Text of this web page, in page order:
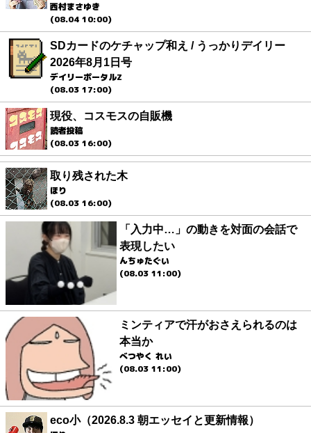
西村まさゆき
(08.04 10:00)
SDカードのケチャップ和え / うっかりデイリー
2026年8月1日号
デイリーポータルZ
(08.03 17:00)
現役、コスモスの自販機
読者投稿
(08.03 16:00)
取り残された木
ほり
(08.03 16:00)
「入力中…」の動きを対面の会話で
表現したい
んちゅたぐい
(08.03 11:00)
ミンティアで汗がおさえられるのは
本当か
べつやく れい
(08.03 11:00)
eco小（2026.8.3 朝エッセイと更新情報）